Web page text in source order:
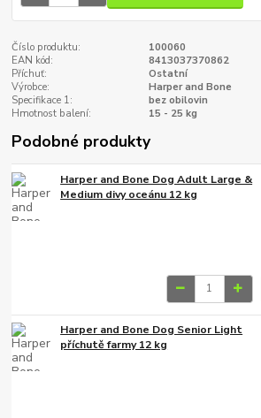
Číslo produktu:
100060
EAN kód:
8413037370862
Příchuť:
Ostatní
Výrobce:
Harper and Bone
Specifikace 1:
bez obilovin
Hmotnost balení:
15 - 25 kg
Podobné produkty
Harper and Bone Dog Adult Large &
Medium divy oceánu 12 kg
Harper and Bone Dog Senior Light
příchutě farmy 12 kg